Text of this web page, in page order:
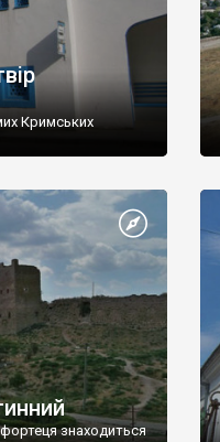
Кримських
знаходиться